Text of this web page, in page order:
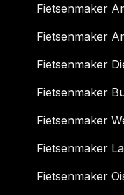
Fietsenmaker
Fietsenmaker
Fietsenmaker
Fietsenmaker
Fietsenmaker
Fietsenmaker
Fietsenmaker